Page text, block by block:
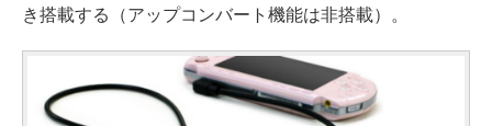
き搭載する（アップコンバート機能は非搭載）。